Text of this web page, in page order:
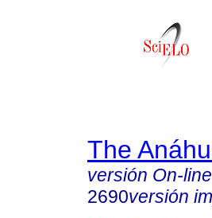
The
versión On-line
2690versión